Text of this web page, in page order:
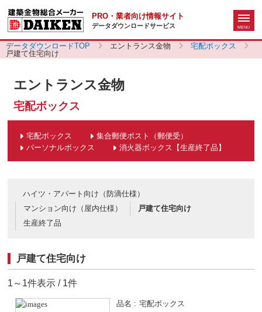
PRO・業者向け情報サイト
データダウンロードサービス
データダウンロードTOP エントランス金物
宅配ボックス
戸建て住宅向け
エントランス金物
宅配ボックス
宅配ボックス
集合郵便ポスト（郵便受）
パーソナルボックス
消火器ボックス【生産終了品】
ハイツ・アパート向け（防滴仕様）
マンション向け（屋内仕様）
戸建て住宅向け
生産終了品
戸建て住宅向け
1～1件表示 / 1件
品名
宅配ボックス